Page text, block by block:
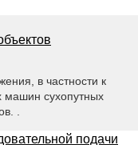
в частности к
машин сухопутных
.
подачи